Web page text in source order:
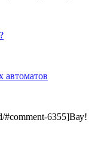
автоматов